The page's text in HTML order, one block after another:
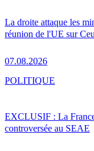
La droite attaque les
réunion de l'UE sur
07.08.2026
EXCLUSIF : La
controversée au SEAE
POLITIQUE